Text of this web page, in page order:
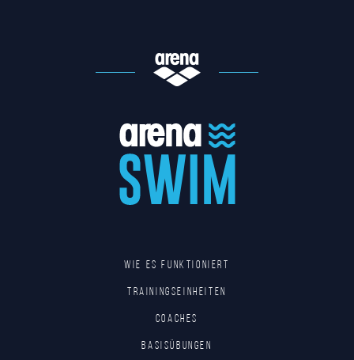
Wie es funktioniert
Trainingseinheiten
Coaches
Basisübungen